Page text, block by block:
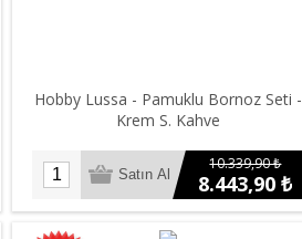
Hobby Lussa - Pamuklu Bornoz Seti -
Krem S. Kahve
10.339,90 ₺
8.443,90 ₺